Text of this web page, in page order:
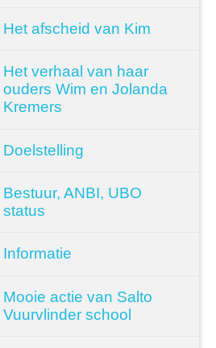
Het afscheid van Kim
Het verhaal van haar
ouders Wim en Jolanda
Kremers
Doelstelling
Bestuur, ANBI, UBO
status
Informatie
Mooie actie van Salto
Vuurvlinder school